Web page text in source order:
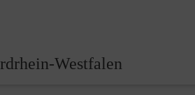
Westfalen